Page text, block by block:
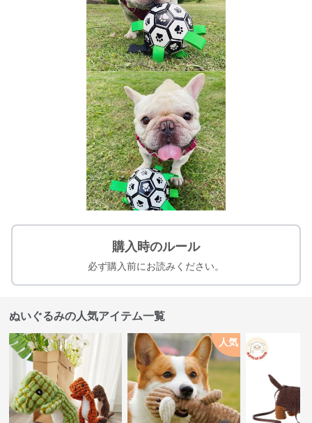
購入時のルール
必ず購入前にお読みください。
ぬいぐるみの人気アイテム一覧
人気